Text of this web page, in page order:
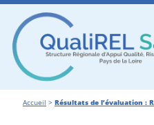
Accueil > Résultats de l’évaluation :